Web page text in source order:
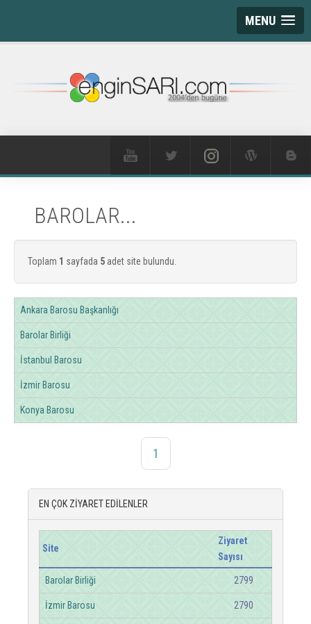
MENU
BAROLAR...
Toplam 1 sayfada 5 adet site bulundu.
Ankara Barosu Başkanlığı
Barolar Birliği
İstanbul Barosu
İzmir Barosu
Konya Barosu
1
EN ÇOK ZİYARET EDİLENLER
Site
Ziyaret
Sayısı
Barolar Birliği 2799
İzmir Barosu 2790